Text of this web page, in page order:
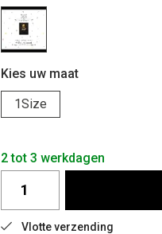
Kies uw maat
1Size
2 tot 3 werkdagen
Vlotte verzending